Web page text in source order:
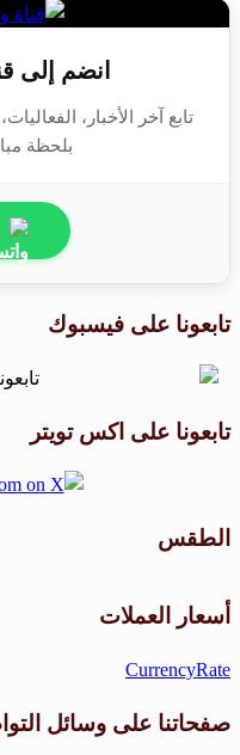
انضم إلى
تابع آخر الأخبار،
بلحظة
تابعونا على فيسبوك
تابعونا على اكس تويتر
الطقس
أسعار العملات
CurrencyRate
صفحاتنا على وسائل